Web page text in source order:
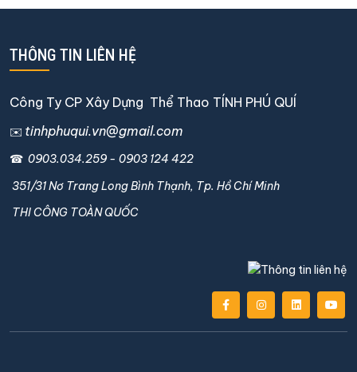
THÔNG TIN LIÊN HỆ
Công Ty CP Xây Dựng Thể Thao TÍNH PHÚ QUÍ
✉️ tinhphuqui.vn@gmail.com
☎ 0903.034.259 - 0903 124 422
351/31 Nơ Trang Long Bình Thạnh, Tp. Hồ Chí Minh
THI CÔNG TOÀN QUỐC